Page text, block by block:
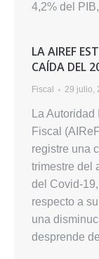
4,2% del
LA AIREF
CAÍDA DEL
Fiscal 29 julio,
La
Fiscal
registre una
trimestre del
del Covid-
respecto a
una
desprende